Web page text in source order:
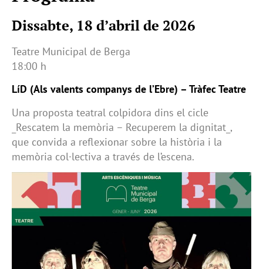
Dissabte, 18 d’abril de 2026
Teatre Municipal de Berga
18:00 h
LíD (Als valents companys de l’Ebre) – Tràfec Teatre
Una proposta teatral colpidora dins el cicle
_Rescatem la memòria – Recuperem la dignitat_,
que convida a reflexionar sobre la història i la
memòria col·lectiva a través de l’escena.